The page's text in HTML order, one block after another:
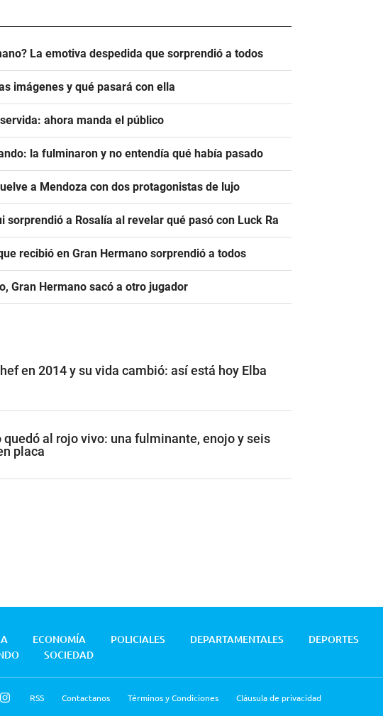
La emotiva despedida que sorprendió a todos
imágenes y qué pasará con ella
ahora manda el público
la fulminaron y no entendía qué había pasado
a Mendoza con dos protagonistas de lujo
sorprendió a Rosalía al revelar qué pasó con Luck Ra
recibió en Gran Hermano sorprendió a todos
Gran Hermano sacó a otro jugador
en 2014 y su vida cambió: así está hoy Elba
quedó al rojo vivo: una fulminante, enojo y seis
placa
ECONOMÍA POLICIALES DEPARTAMENTALES DEPORTES
SOCIEDAD
RSS Contactanos Términos y Condiciones Cláusula de privacidad